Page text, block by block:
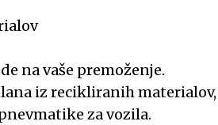
na vaše premoženje.
iz recikliranih materialov,
za vozila.